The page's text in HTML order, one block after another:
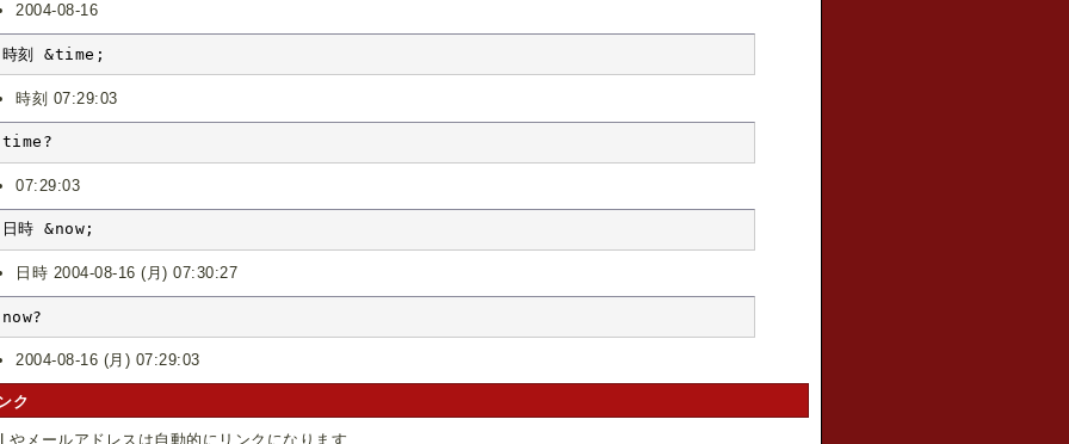
2004-08-16
時刻 &time;
時刻 07:29:03
time?
07:29:03
日時 &now;
日時 2004-08-16 (月) 07:30:27
now?
2004-08-16 (月) 07:29:03
ク
やメールアドレスは自動的にリンクになります